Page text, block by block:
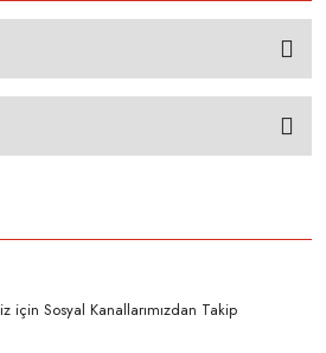
için Sosyal Kanallarımızdan Takip